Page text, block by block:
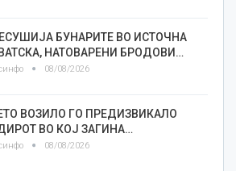
БУНАРИТЕ ВО ИСТОЧНА
НАТОВАРЕНИ БРОДОВИ…
08/08/2026
ВОЗИЛО ГО ПРЕДИЗВИКАЛО
ВО КОЈ ЗАГИНА…
08/08/2026